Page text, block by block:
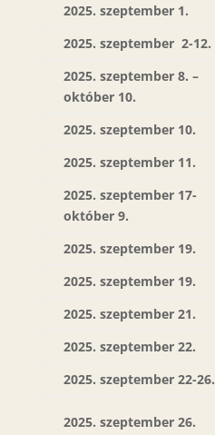
2025. szeptember 1.
2025. szeptember 2-12.
2025. szeptember 8. –
október 10.
2025. szeptember 10.
2025. szeptember 11.
2025. szeptember 17-
október 9.
2025. szeptember 19.
2025. szeptember 19.
2025. szeptember 21.
2025. szeptember 22.
2025. szeptember 22-26.
2025. szeptember 26.